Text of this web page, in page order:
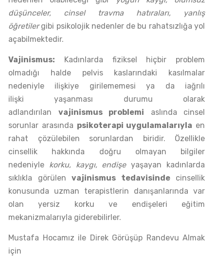
düşünceler, cinsel travma hatıraları, yanlış
öğretilergibi psikolojik nedenler de bu rahatsızlığa yol
açabilmektedir.
Vajinismus: Kadınlarda fiziksel hiçbir problem
olmadığı halde pelvis kaslarındaki kasılmalar
nedeniyle ilişkiye girilememesi ya da iağrılı
ilişki yaşanması durumu olarak
adlandırılan vajinismus problemi aslında cinsel
sorunlar arasında psikoterapi uygulamalarıyla en
rahat çözülebilen sorunlardan biridir. Özellikle
cinsellik hakkında doğru olmayan bilgiler
nedeniyle korku, kaygı, endişeyaşayan kadınlarda
sıklıkla görülen vajinismus tedavisindecinsellik
konusunda uzman terapistlerin danışanlarında var
olan yersiz korku ve endişeleri eğitim
mekanizmalarıyla giderebilirler.
Mustafa Hocamız ile Direk Görüşüp Randevu Almak
için